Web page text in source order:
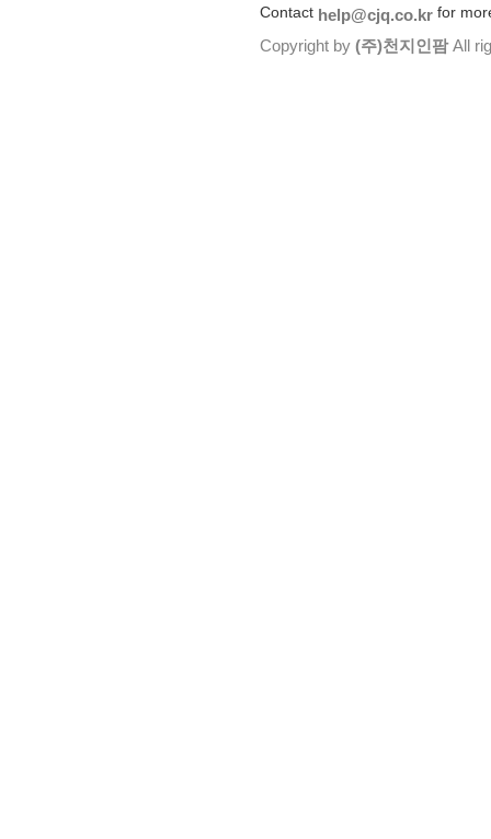
Contact help@cjq.co.kr for
Copyright by (주)천지인팜All